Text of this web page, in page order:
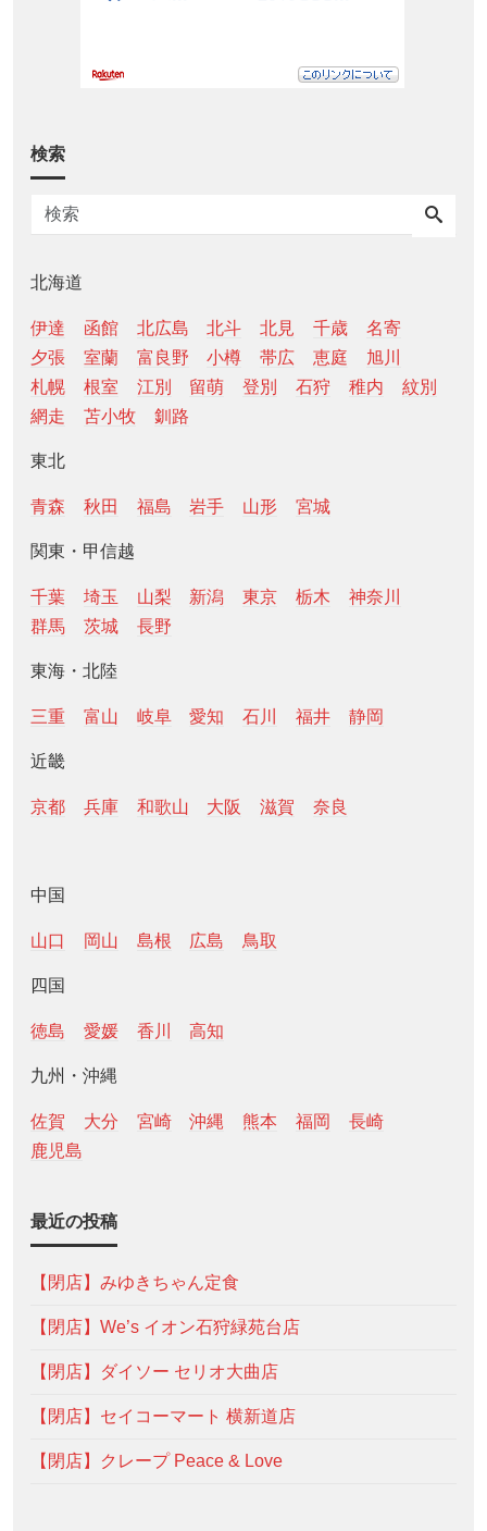
検索
北海道
伊達 函館 北広島 北斗 北見 千歳
名寄
夕張
室蘭 富良野 小樽 帯広 恵庭
旭川
札幌
根室 江別 留萌 登別 石狩 稚内
紋別
網走
苫小牧 釧路
東北
青森 秋田 福島 岩手 山形 宮城
関東・甲信越
千葉 埼玉 山梨 新潟 東京 栃木
神奈川
群馬
茨城 長野
東海・北陸
三重 富山 岐阜 愛知 石川 福井 静岡
近畿
京都 兵庫 和歌山 大阪 滋賀 奈良
中国
山口 岡山 島根 広島 鳥取
四国
徳島 愛媛 香川 高知
九州・沖縄
佐賀 大分 宮崎 沖縄 熊本 福岡
長崎
鹿児島
最近の投稿
【閉店】みゆきちゃん定食
【閉店】We’s イオン石狩緑苑台店
【閉店】ダイソー セリオ大曲店
【閉店】セイコーマート 横新道店
【閉店】クレープ Peace & Love